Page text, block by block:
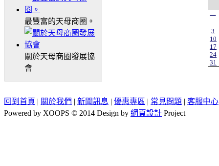
最豐富的天母商圈。
關於天母商圈發展協
會
一
3
10
17
24
31
回到首頁 | 關於我們 | 新聞訊息 | 優惠專區 | 常見問題 | 客服中心
Powered by XOOPS © 2014 Design by 網頁設計 Project